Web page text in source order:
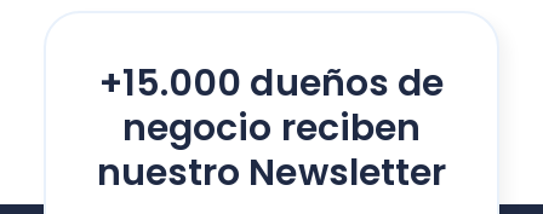
+15.000 dueños de
negocio reciben
nuestro Newsletter